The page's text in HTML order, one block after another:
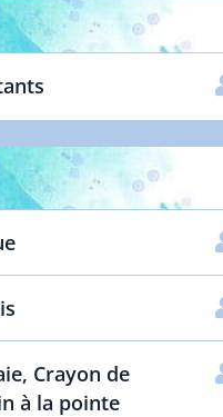
Crayon de
à la pointe